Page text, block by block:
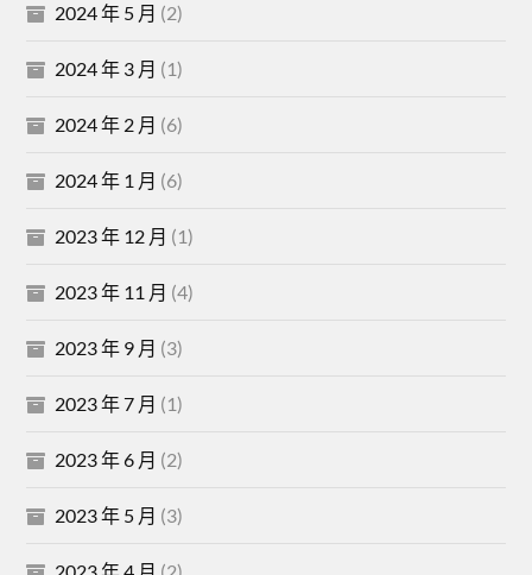
2024 年 5 月 (2)
2024 年 3 月 (1)
2024 年 2 月 (6)
2024 年 1 月 (6)
2023 年 12 月 (1)
2023 年 11 月 (4)
2023 年 9 月 (3)
2023 年 7 月 (1)
2023 年 6 月 (2)
2023 年 5 月 (3)